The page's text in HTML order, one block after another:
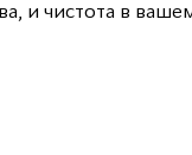
и чистота в